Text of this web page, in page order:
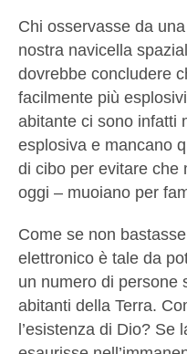
Chi osservasse da
nostra navicella
dovrebbe concludere
facilmente più
abitante ci sono infatti
esplosiva e mancano
di cibo per evitare che
oggi – muoiano per
Come se non
elettronico è tale da
un numero di persone
abitanti della Terra.
l’esistenza di Dio? Se